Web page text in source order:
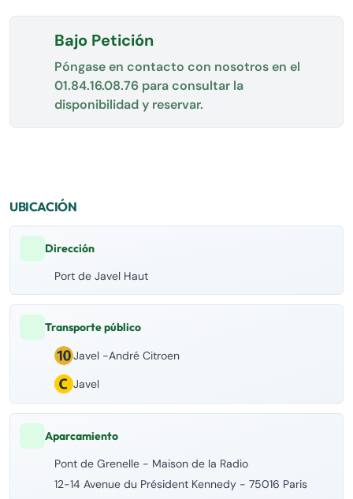
Bajo Petición
Póngase en contacto con nosotros en el
01.84.16.08.76 para consultar la
disponibilidad y reservar.
UBICACIÓN
Dirección
Port de Javel Haut
Transporte público
Javel -André Citroen
Javel
Aparcamiento
Pont de Grenelle - Maison de la Radio
12-14 Avenue du Président Kennedy - 75016 Paris